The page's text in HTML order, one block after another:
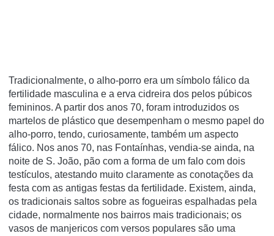
Tradicionalmente, o alho-porro era um símbolo fálico da
fertilidade masculina e a erva cidreira dos pelos púbicos
femininos. A partir dos anos 70, foram introduzidos os
martelos de plástico que desempenham o mesmo papel do
alho-porro, tendo, curiosamente, também um aspecto
fálico. Nos anos 70, nas Fontaínhas, vendia-se ainda, na
noite de S. João, pão com a forma de um falo com dois
testículos, atestando muito claramente as conotações da
festa com as antigas festas da fertilidade. Existem, ainda,
os tradicionais saltos sobre as fogueiras espalhadas pela
cidade, normalmente nos bairros mais tradicionais; os
vasos de manjericos com versos populares são uma